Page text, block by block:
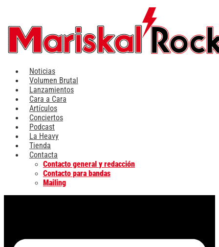
contenido
Noticias
Volumen Brutal
Lanzamientos
Cara a Cara
Artículos
Conciertos
Podcast
La Heavy
Tienda
Contacta
Contacto general y redacción
Contacto para bandas
Mailing